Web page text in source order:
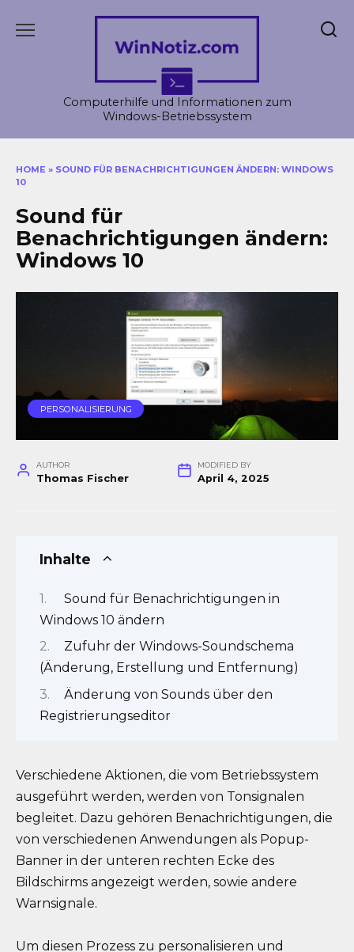
Computerhilfe und Informationen zum
Windows-Betriebssystem
HOME » SOUND FÜR BENACHRICHTIGUNGEN ÄNDERN: WINDOWS
10
Sound für
Benachrichtigungen ändern:
Windows 10
PERSONALISIERUNG
AUTHOR
Thomas Fischer
MODIFIED BY
April 4, 2025
Inhalte
Sound für Benachrichtigungen in
Windows 10 ändern
Zufuhr der Windows-Soundschema
(Änderung, Erstellung und Entfernung)
Änderung von Sounds über den
Registrierungseditor
Verschiedene Aktionen, die vom Betriebssystem
ausgeführt werden, werden von Tonsignalen
begleitet. Dazu gehören Benachrichtigungen, die
von verschiedenen Anwendungen als Popup-
Banner in der unteren rechten Ecke des
Bildschirms angezeigt werden, sowie andere
Warnsignale.
Um diesen Prozess zu personalisieren und